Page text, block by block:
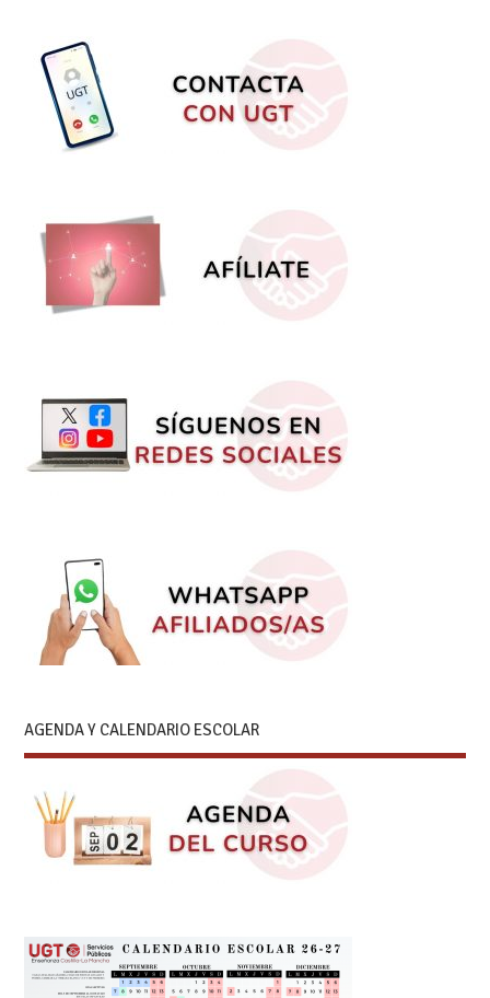
AGENDA Y CALENDARIO ESCOLAR